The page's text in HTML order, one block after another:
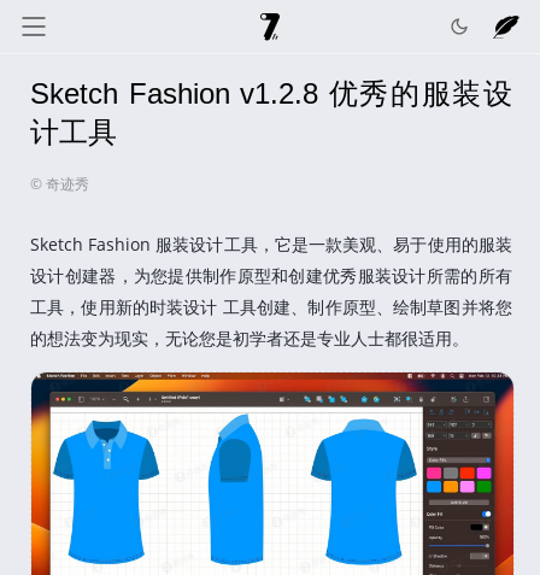
奇迹秀 关于我 记录线
色彩库
Sketch Fashion v1.2.8 优秀的服装设
计工具
© 奇迹秀
Sketch Fashion 服装设计工具，它是一款美观、易于使用的服装
设计创建器，为您提供制作原型和创建优秀服装设计所需的所有
工具，使用新的时装设计 工具创建、制作原型、绘制草图并将您
的想法变为现实，无论您是初学者还是专业人士都很适用。